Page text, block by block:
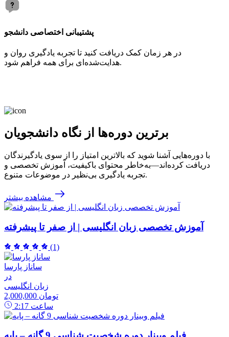
پشتیبانی اختصاصی دانشجو
در هر زمان کمک دریافت کنید تا تجربه یادگیری روان و
هدایت‌شده‌ای برای همه فراهم شود.
برترین دوره‌ها از نگاه دانشجویان
با دوره‌هایی آشنا شوید که بالاترین امتیاز را از سوی یادگیرندگان
دریافت کرده‌اند—به‌خاطر محتوای باکیفیت، آموزش تخصصی و
تجربه یادگیری بی‌نظیر در موضوعات متنوع.
مشاهده بیشتر
آموزش تخصصی زبان انگلیسی | از صفر تا پیشرفته
(1)
ساناز پارسا
در
زبان انگلیسی
2,000,000 تومان
2:17 ساعت